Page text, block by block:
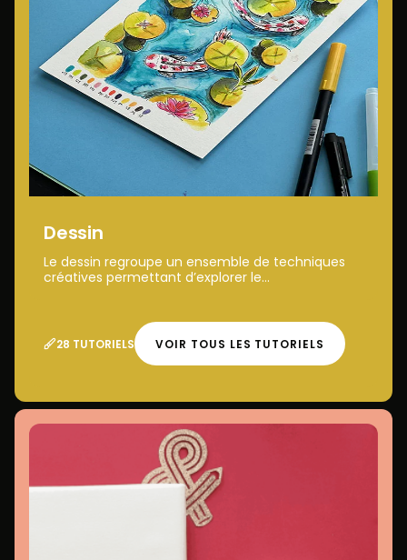
Dessin
Le dessin regroupe un ensemble de techniques
créatives permettant d’explorer le...
28 TUTORIELS VOIR TOUS LES TUTORIELS